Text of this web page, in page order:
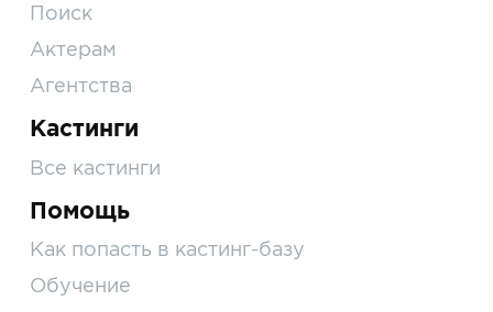
Поиск
Актерам
Агентства
Кастинги
Все кастинги
Помощь
Как попасть в кастинг-базу
Обучение